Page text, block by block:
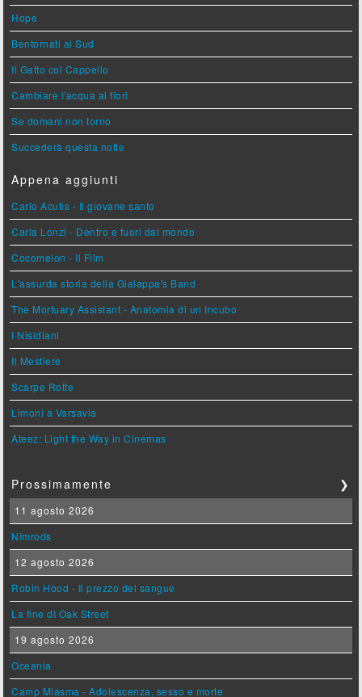
Hope
Bentornati al Sud
Il Gatto col Cappello
Cambiare l'acqua ai fiori
Se domani non torno
Succederà questa notte
Appena aggiunti
Carlo Acutis - Il giovane santo
Carla Lonzi - Dentro e fuori dal mondo
Cocomelon - Il Film
L'assurda storia della Gialappa's Band
The Mortuary Assistant - Anatomia di un Incubo
I Nisidiani
Il Mestiere
Scarpe Rotte
Limoni a Varsavia
Ateez: Light the Way in Cinemas
Prossimamente ❯
11 agosto 2026
Nimrods
12 agosto 2026
Robin Hood - Il prezzo del sangue
La fine di Oak Street
19 agosto 2026
Oceania
Camp Miasma - Adolescenza, sesso e morte